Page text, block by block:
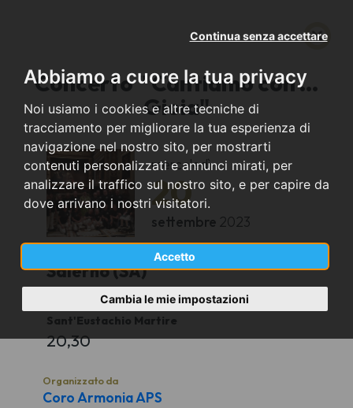
Abbiamo a cuore la tua privacy
Noi usiamo i cookies e altre tecniche di
tracciamento per migliorare la tua esperienza di
navigazione nel nostro sito, per mostrarti
contenuti personalizzati e annunci mirati, per
analizzare il traffico sul nostro sito, e per capire da
dove arrivano i nostri visitatori.
Accetto
Continua senza accettare
Cambia le mie impostazioni
Concerto " Cantiamo con ...
Gioia"
mercoledì
20
settembre 2023
Salerno (SA)
Auditorium Annabella Schiavone- Chiesa
Sant'Eustachio Martire
20,30
Organizzato da
Coro Armonia APS